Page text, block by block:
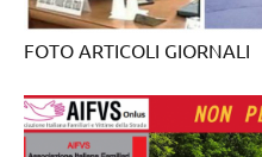
FOTO ARTICOLI GIORNALI